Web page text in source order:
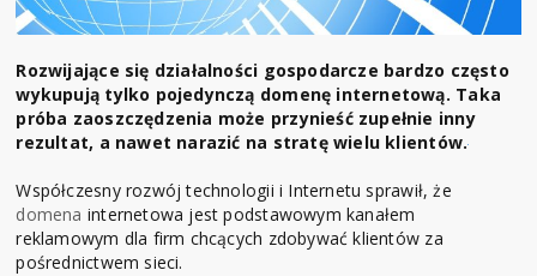
Rozwijające się działalności gospodarcze bardzo często
wykupują tylko pojedynczą domenę internetową. Taka
próba zaoszczędzenia może przynieść zupełnie inny
rezultat, a nawet narazić na stratę wielu klientów.
Współczesny rozwój technologii i Internetu sprawił, że
domena internetowa jest podstawowym kanałem
reklamowym dla firm chcących zdobywać klientów za
pośrednictwem sieci.